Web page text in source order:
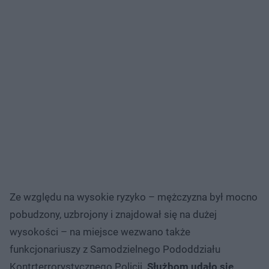
Ze względu na wysokie ryzyko – mężczyzna był mocno
pobudzony, uzbrojony i znajdował się na dużej
wysokości – na miejsce wezwano także
funkcjonariuszy z Samodzielnego Pododdziału
Kontrterrorystycznego Policji. Służbom udało się